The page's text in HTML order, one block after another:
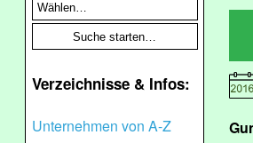
Verzeichnisse & Infos:
Unternehmen von A-Z